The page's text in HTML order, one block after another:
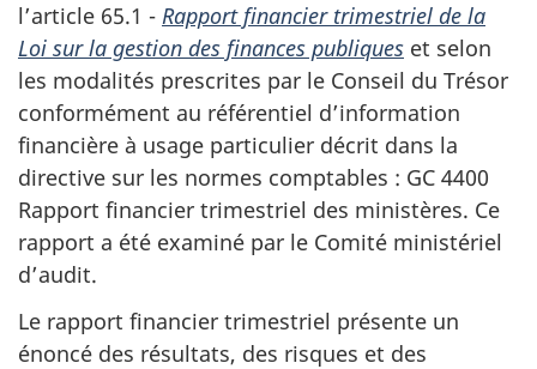
l’article 65.1 - Rapport financier trimestriel de la
Loi sur la gestion des finances publiques et selon
les modalités prescrites par le Conseil du Trésor
conformément au référentiel d’information
financière à usage particulier décrit dans la
directive sur les normes comptables : GC 4400
Rapport financier trimestriel des ministères. Ce
rapport a été examiné par le Comité ministériel
d’audit.
Le rapport financier trimestriel présente un
énoncé des résultats, des risques et des